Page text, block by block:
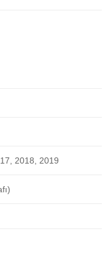
2018, 2019